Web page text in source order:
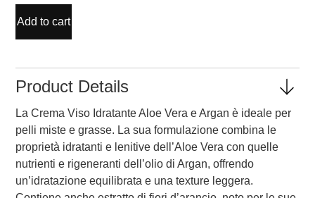
Add to cart
Product Details
La Crema Viso Idratante Aloe Vera e Argan è ideale per
pelli miste e grasse. La sua formulazione combina le
proprietà idratanti e lenitive dell’Aloe Vera con quelle
nutrienti e rigeneranti dell’olio di Argan, offrendo
un’idratazione equilibrata e una texture leggera.